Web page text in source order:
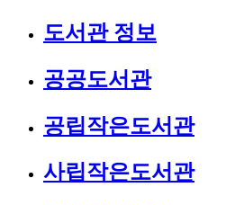
도서관 정보
공공도서관
공립작은도서관
사립작은도서관